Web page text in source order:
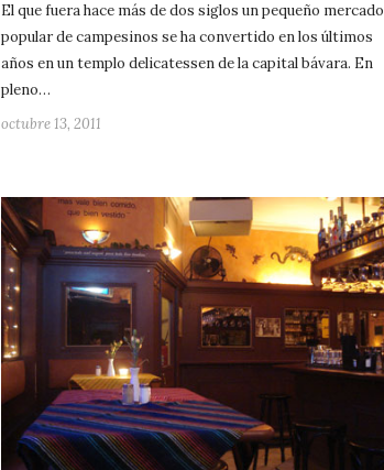
El que fuera hace más de dos siglos un pequeño mercado
popular de campesinos se ha convertido en los últimos
años en un templo delicatessen de la capital bávara. En
pleno…
octubre 13, 2011